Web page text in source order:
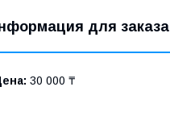
для заказа
30 000 ₸